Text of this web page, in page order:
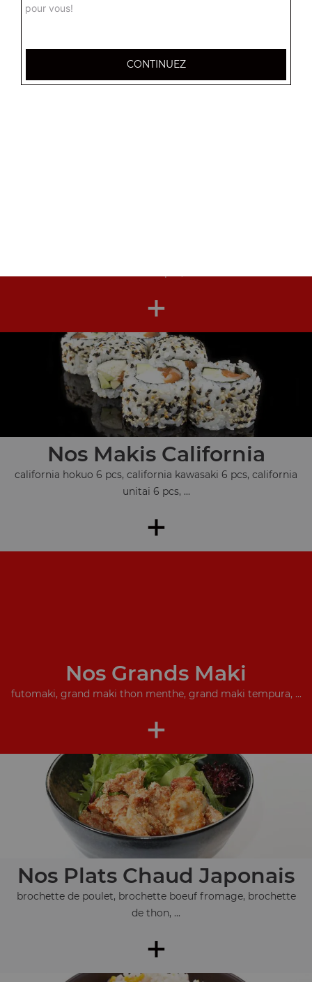
chirashi au saumon, chirashi mix, chirashi anguille grillée, ...
+
+
Nos Makis California
california hokuo 6 pcs, california kawasaki 6 pcs, california
unitai 6 pcs, ...
+
Nos Grands Maki
futomaki, grand maki thon menthe, grand maki tempura, ...
+
Nos Plats Chaud Japonais
brochette de poulet, brochette boeuf fromage, brochette
de thon, ...
+
pour vous!
CONTINUEZ